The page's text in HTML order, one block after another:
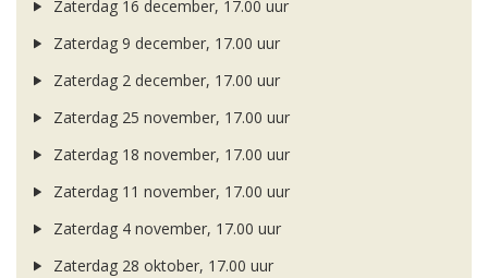
Zaterdag 16 december, 17.00 uur
Zaterdag 9 december, 17.00 uur
Zaterdag 2 december, 17.00 uur
Zaterdag 25 november, 17.00 uur
Zaterdag 18 november, 17.00 uur
Zaterdag 11 november, 17.00 uur
Zaterdag 4 november, 17.00 uur
Zaterdag 28 oktober, 17.00 uur